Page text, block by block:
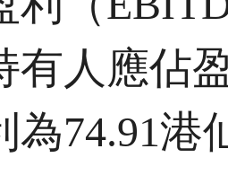
有人應佔
為74.91港